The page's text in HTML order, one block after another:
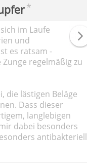
*
im Laufe
und
es ratsam -
regelmäßig zu
die lästigen Beläge
Dass dieser
langlebigen
dabei besonders
antibakteriell